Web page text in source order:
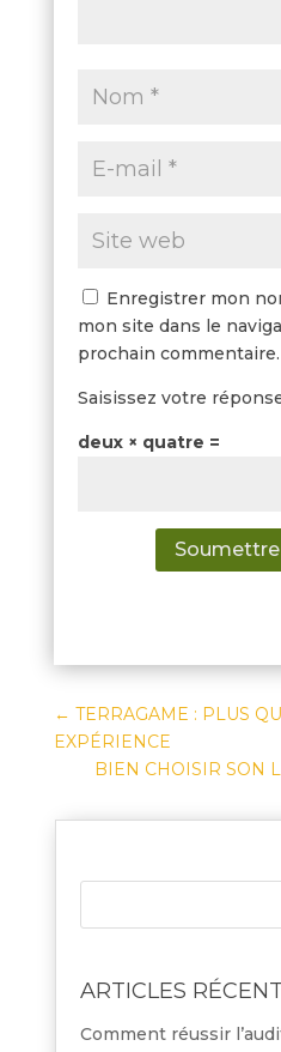
Enregistrer mon
mon site dans le
prochain commentaire.
Saisissez votre
deux × quatre =
← TERRAGAME : PLUS
EXPÉRIENCE
BIEN CHOISIR SON
ARTICLES
Comment réussir